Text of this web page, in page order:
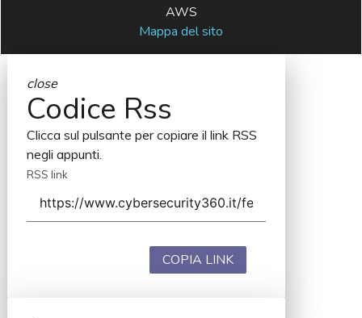
AWS
Mappa del sito
close
Codice Rss
Clicca sul pulsante per copiare il link RSS
negli appunti.
RSS link
COPIA LINK